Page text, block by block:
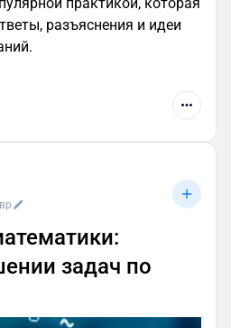
разъяснения и идеи
задач по